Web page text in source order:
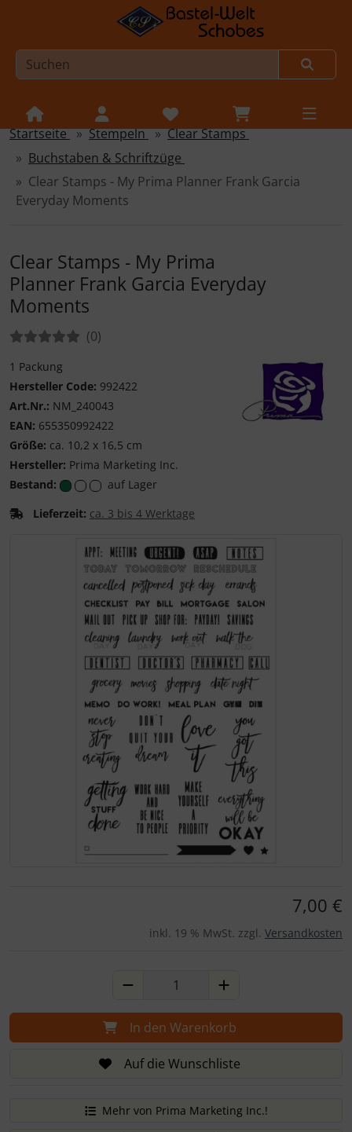
Sprungnavigation
Springe zur Navigation
Springe zum Inhalt
Springe zum Login-Button
Springe zu den allgemeinen Informationen
Startseite Stempeln
Clear Stamps
Buchstaben & Schriftzüge
Clear Stamps - My Prima Planner Frank Garcia
Everyday Moments
Clear Stamps - My Prima
Planner Frank Garcia Everyday
Moments
Bewertungen:(0Bewertungen
)
1 Packung
Hersteller Code: 992422
Art.Nr.: NM_240043
EAN: 655350992422
Größe: ca. 10,2 x 16,5 cm
Hersteller: Prima Marketing Inc.
Bestand:
auf Lager
Lieferzeit: ca. 3 bis 4 Werktage
7,00 €
inkl. 19 % MwSt. zzgl. Versandkosten
In den Warenkorb
Auf die Wunschliste
Mehr von Prima Marketing Inc.!